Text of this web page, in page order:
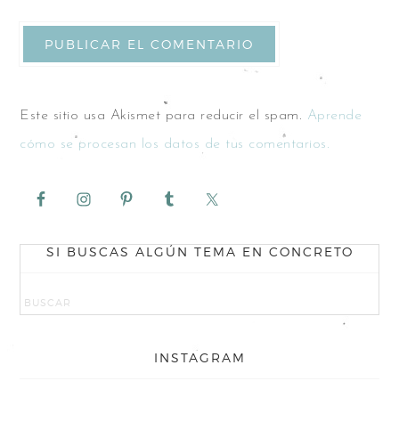
Este sitio usa Akismet para reducir el spam. Aprende
cómo se procesan los datos de tus comentarios.
SI BUSCAS ALGÚN TEMA EN CONCRETO
INSTAGRAM